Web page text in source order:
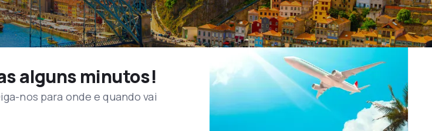
alguns minutos!
nos para onde e quando vai